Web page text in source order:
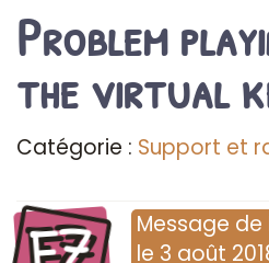
Problem
the virtual
Catégorie : Support et
Message de
le 3 août